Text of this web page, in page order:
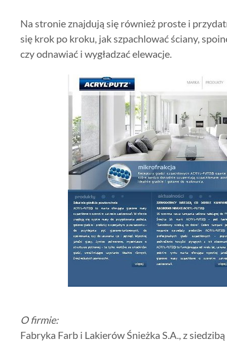
Na stronie znajdują się również proste i
się krok po kroku, jak szpachlować ściany,
czy odnawiać i wygładzać elewacje.
O firmie:
Fabryka Farb i Lakierów Śnieżka S.A., z